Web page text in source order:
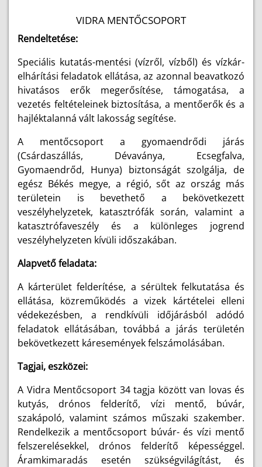
VIDRA MENTŐCSOPORT
Rendeltetése:
Speciális kutatás-mentési (vízről, vízből) és vízkár-
elhárítási feladatok ellátása, az azonnal beavatkozó
hivatásos erők megerősítése, támogatása, a
vezetés feltételeinek biztosítása, a mentőerők és a
hajléktalanná vált lakosság segítése.
A mentőcsoport a gyomaendrődi járás
(Csárdaszállás, Dévaványa, Ecsegfalva,
Gyomaendrőd, Hunya) biztonságát szolgálja, de
egész Békés megye, a régió, sőt az ország más
területein is bevethető a bekövetkezett
veszélyhelyzetek, katasztrófák során, valamint a
katasztrófaveszély és a különleges jogrend
veszélyhelyzeten kívüli időszakában.
Alapvető feladata:
A kárterület felderítése, a sérültek felkutatása és
ellátása, közreműködés a vizek kártételei elleni
védekezésben, a rendkívüli időjárásból adódó
feladatok ellátásában, továbbá a járás területén
bekövetkezett káresemények felszámolásában.
Tagjai, eszközei:
A Vidra Mentőcsoport 34 tagja között van lovas és
kutyás, drónos felderítő, vízi mentő, búvár,
szakápoló, valamint számos műszaki szakember.
Rendelkezik a mentőcsoport búvár- és vízi mentő
felszerelésekkel, drónos felderítő képességgel.
Áramkimaradás esetén szükségvilágítást, és